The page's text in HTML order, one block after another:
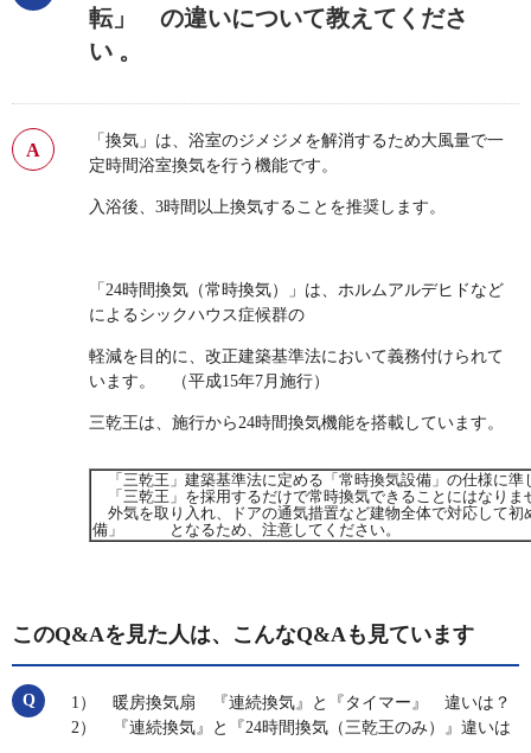
転」 の違いについて教えてくださ
い 。
「換気」は、浴室のジメジメを解消するため大風量で一
定時間浴室換気を行う機能です。
入浴後、3時間以上換気することを推奨します。
「24時間換気（常時換気）」は、ホルムアルデヒドなど
によるシックハウス症候群の
軽減を目的に、改正建築基準法において義務付けられて
います。 （平成15年7月施行）
三乾王は、施行から24時間換気機能を搭載しています。
「三乾王」建築基準法に定める「常時換気設備」の仕様に準
「三乾王」を採用するだけで常時換気できることにはなりま
外気を取り入れ、ドアの通気措置など建物全体で対応して初
備」
となるため、注意してください。
このQ&Aを見た人は、こんなQ&Aも見ています
1） 暖房換気扇 『連続換気』と『タイマー』 違いは？
2） 『連続換気』と『24時間換気（三乾王のみ）』違いは